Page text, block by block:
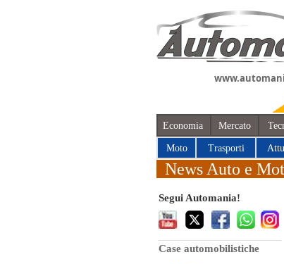
Economia Mercato
Moto Trasporti
News Auto e
Segui Automania!
Case automobilistiche